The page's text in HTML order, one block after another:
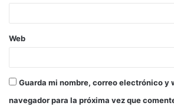
Web
Guarda mi nombre, correo electrónico y
navegador para la próxima vez que